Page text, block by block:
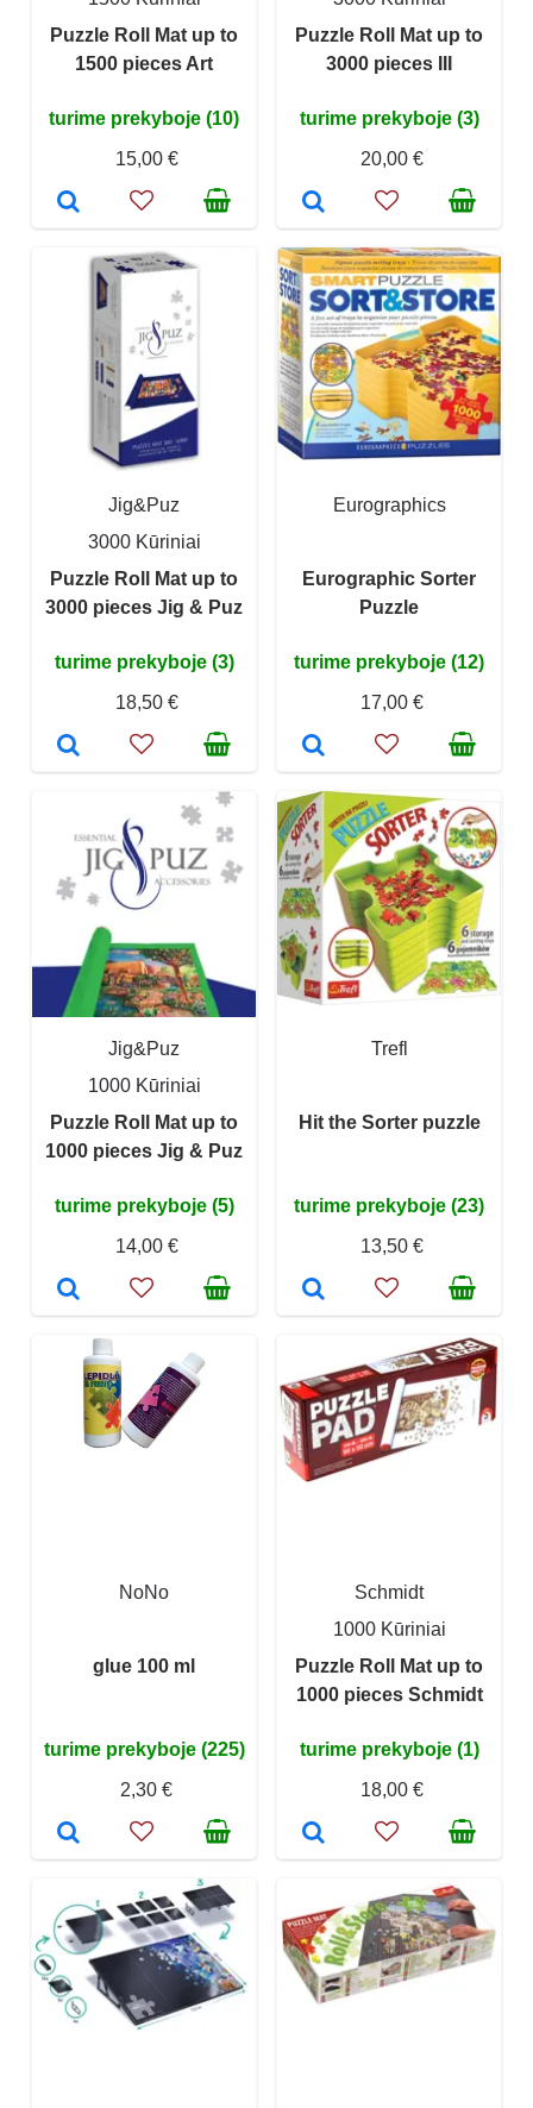
Puzzle Roll Mat up to
1500 pieces Art
turime prekyboje (10)
15,00 €
Puzzle Roll Mat up to
3000 pieces III
turime prekyboje (3)
20,00 €
Jig&Puz
3000 Kūriniai
Puzzle Roll Mat up to
3000 pieces Jig & Puz
turime prekyboje (3)
18,50 €
Eurographics
Eurographic Sorter
Puzzle
turime prekyboje (12)
17,00 €
Jig&Puz
1000 Kūriniai
Puzzle Roll Mat up to
1000 pieces Jig & Puz
turime prekyboje (5)
14,00 €
Trefl
Hit the Sorter puzzle
turime prekyboje (23)
13,50 €
NoNo
glue 100 ml
turime prekyboje (225)
2,30 €
Schmidt
1000 Kūriniai
Puzzle Roll Mat up to
1000 pieces Schmidt
turime prekyboje (1)
18,00 €